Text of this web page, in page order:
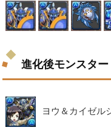
進化後モンスター
ヨウ＆カイゼル